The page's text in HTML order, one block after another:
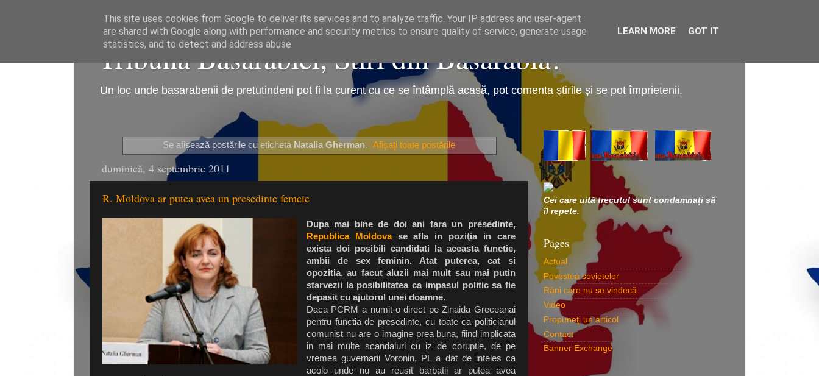
Tribuna Basarabiei, Stiri din Basarabia!
Un loc unde basarabenii de pretutindeni pot fi la curent cu ce se întâmplă acasă, pot comenta știrile și se pot împrietenii.
Se afișează postările cu eticheta Natalia Gherman. Afișați toate postările
duminică, 4 septembrie 2011
R. Moldova ar putea avea un presedinte femeie
Dupa mai bine de doi ani fara un presedinte,
Republica Moldovase afla in poziţia in care
exista doi posibili candidati la aceasta functie,
ambii de sex feminin. Atat puterea, cat si
opozitia, au facut aluzii mai mult sau mai putin
starvezii la posibilitatea ca impasul politic sa fie
depasit cu ajutorul unei doamne.
Daca PCRM a numit-o direct pe Zinaida Greceanai
pentru functia de presedinte, cu toate ca politicianul
comunist nu are o imagine prea buna, fiind implicata
in mai multe scandaluri cu iz de coruptie, de pe
vremea guvernarii Voronin, PL a dat de inteles ca
acolo unde nu au reusit barbatii ar putea avea
Cei care uită trecutul sunt condamnați să
îl repete.
Pages
Actual
Povestea sovietelor
Răni care nu se vindecă
Video
Propuneţi un articol
Contact
Banner Exchange
This site uses cookies from Google to deliver its services and to analyze traffic. Your IP address and user-agent
are shared with Google along with performance and security metrics to ensure quality of service, generate usage
statistics, and to detect and address abuse.
LEARN MORE GOT IT